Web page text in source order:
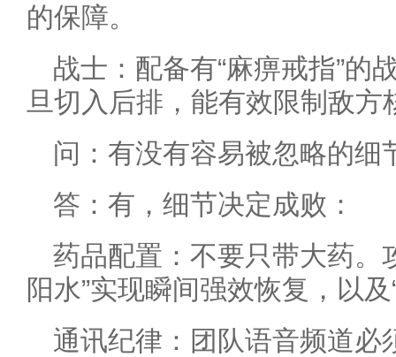
的保障。
战士：配备有“麻痹戒指”的
旦切入后排，能有效限制敌方
问：有没有容易被忽略的细
答：有，细节决定成败：
药品配置：不要只带大药。
阳水”实现瞬间强效恢复，以
通讯纪律：团队语音频道必